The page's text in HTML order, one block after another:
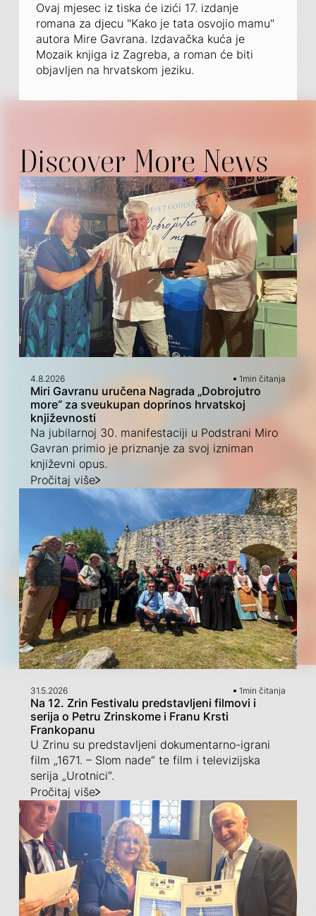
Ovaj mjesec iz tiska će izići 17. izdanje
romana za djecu "Kako je tata osvojio mamu"
autora Mire Gavrana. Izdavačka kuća je
Mozaik knjiga iz Zagreba, a roman će biti
objavljen na hrvatskom jeziku.
Discover More News
4.8.2026 1min čitanja
Miri Gavranu uručena Nagrada „Dobrojutro
more“ za sveukupan doprinos hrvatskoj
književnosti
Na jubilarnoj 30. manifestaciji u Podstrani Miro
Gavran primio je priznanje za svoj izniman
književni opus.
Pročitaj više
31.5.2026 1min čitanja
Na 12. Zrin Festivalu predstavljeni filmovi i
serija o Petru Zrinskome i Franu Krsti
Frankopanu
U Zrinu su predstavljeni dokumentarno-igrani
film „1671. – Slom nade“ te film i televizijska
serija „Urotnici“.
Pročitaj više